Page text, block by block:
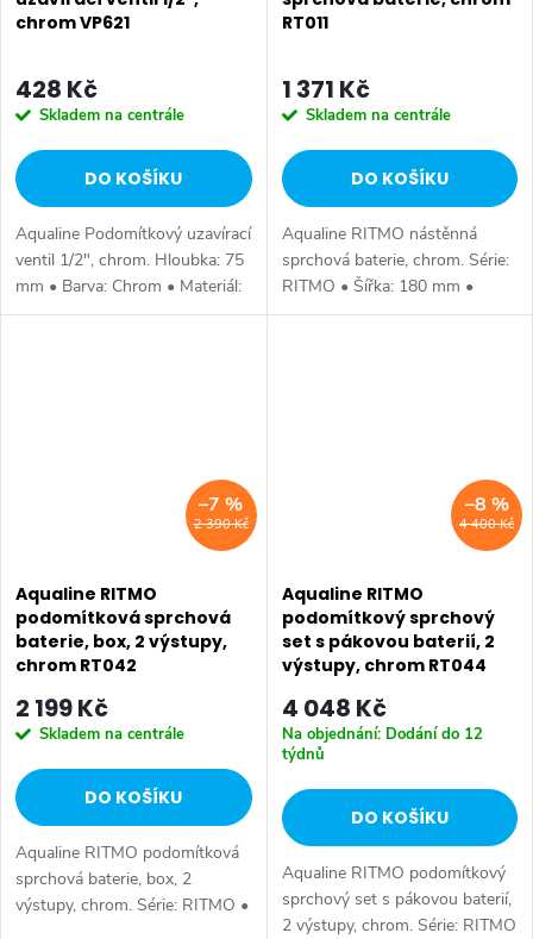
chrom VP621
428 Kč
Skladem na centrále
DO KOŠÍKU
Aqualine Podomítkový uzavírací
ventil 1/2", chrom. Hloubka: 75
mm • Barva: Chrom • Materiál:
Mosaz • Tvar: Kruhové •
RT011
1 371 Kč
Skladem na centrále
DO KOŠÍKU
Aqualine RITMO nástěnná
sprchová baterie, chrom. Série:
RITMO • Šířka: 180 mm •
Výška: 125 mm • Hloubka: 132
2 390 Kč
–7 %
Aqualine RITMO
podomítková sprchová
baterie, box, 2 výstupy,
chrom RT042
2 199 Kč
Skladem na centrále
DO KOŠÍKU
Aqualine RITMO podomítková
sprchová baterie, box, 2
výstupy, chrom. Série: RITMO •
4 400 Kč
–8 %
Aqualine RITMO
podomítkový sprchový
set s pákovou baterií, 2
výstupy, chrom RT044
4 048 Kč
Na objednání: Dodání do 12
týdnů
DO KOŠÍKU
Aqualine RITMO podomítkový
sprchový set s pákovou baterií,
2 výstupy, chrom. Série: RITMO